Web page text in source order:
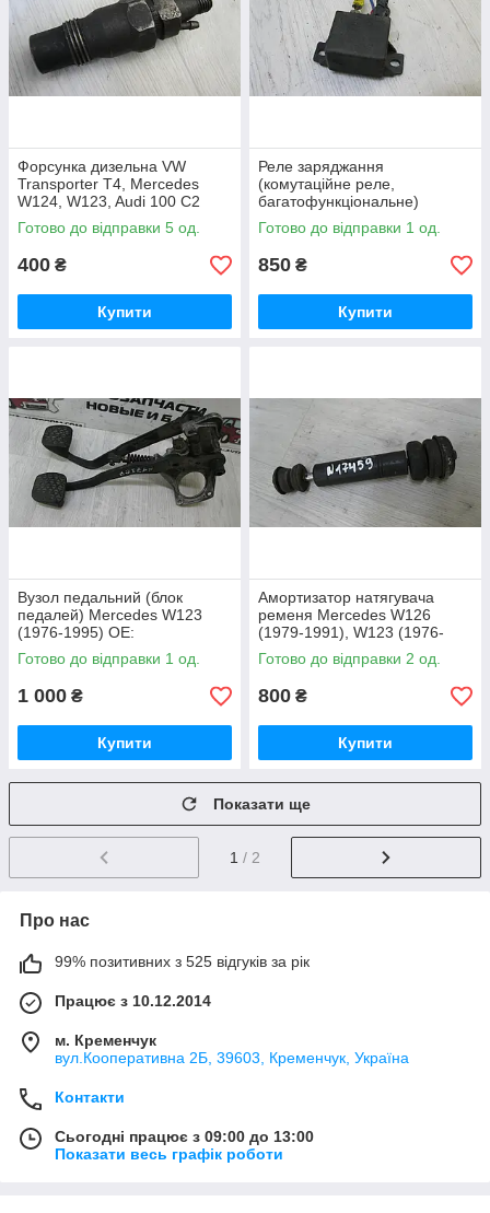
Форсунка дизельна VW
Transporter T4, Mercedes
W124, W123, Audi 100 C2
1.9/2.4D OE: KCA30SD27/4
Готово до відправки 5 од.
400 ₴
Купити
Реле заряджання
(комутаційне реле,
багатофункціональне)
Mercedes W460, W115, W123
OE: 0332002156
Готово до відправки 1 од.
850 ₴
Купити
Вузол педальний (блок
педалей) Mercedes W123
(1976-1995) OE:
A1232940501
Готово до відправки 1 од.
1 000 ₴
Купити
Амортизатор натягувача
ременя Mercedes W126
(1979-1991), W123 (1976-
1985) A1232401048,
1232401048
Готово до відправки 2 од.
800 ₴
Купити
Показати ще
1 / 2
Про нас
99% позитивних з 525 відгуків за рік
Працює з 10.12.2014
м. Кременчук
вул.Кооперативна 2Б, 39603, Кременчук, Україна
Контакти
Сьогодні працює з 09:00 до 13:00
Показати весь графік роботи